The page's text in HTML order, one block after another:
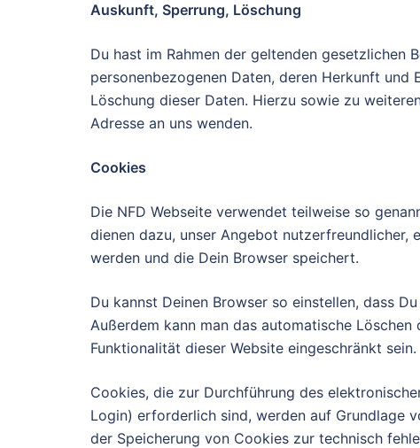
Auskunft, Sperrung, Löschung
Du hast im Rahmen der geltenden gesetzlichen
personenbezogenen Daten, deren Herkunft
Löschung dieser Daten. Hierzu sowie zu
Adresse an uns wenden.
Cookies
Die NFD Webseite verwendet teilweise so
dienen dazu, unser Angebot nutzerfreundlicher,
werden und die Dein Browser speichert.
Du kannst Deinen Browser so einstellen, dass
Außerdem kann man das automatische
Funktionalität dieser Website eingeschränkt sein.
Cookies, die zur Durchführung des
Login) erforderlich sind, werden auf Grundlage
der Speicherung von Cookies zur technisch